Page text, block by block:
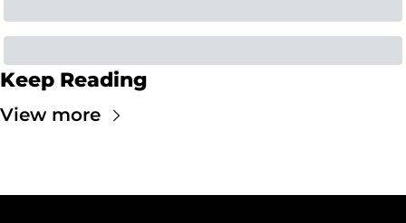
Keep Reading
View more